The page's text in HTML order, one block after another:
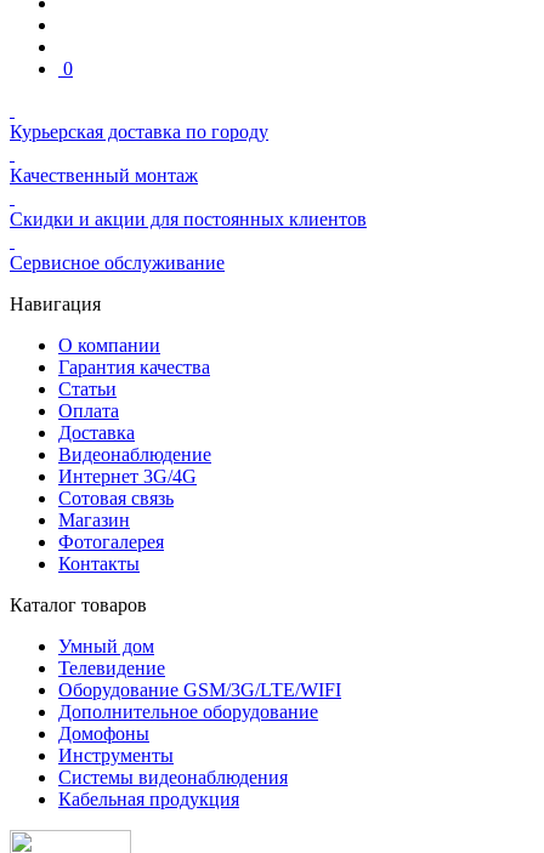
0
Курьерская доставка по городу
Качественный монтаж
Скидки и акции для постоянных клиентов
Сервисное обслуживание
Навигация
О компании
Гарантия качества
Статьи
Оплата
Доставка
Видеонаблюдение
Интернет 3G/4G
Сотовая связь
Магазин
Фотогалерея
Контакты
Каталог товаров
Умный дом
Телевидение
Оборудование GSM/3G/LTE/WIFI
Дополнитeльное оборудование
Домофоны
Инструменты
Системы видеонаблюдения
Кабельная продукция